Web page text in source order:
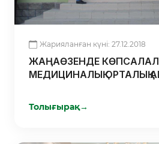
Жарияланған күні: 27.12.2018
ЖАҢАӨЗЕНДЕ
МЕДИЦИНАЛЫҚ ОРТАЛЫҚ
Толығырақ→